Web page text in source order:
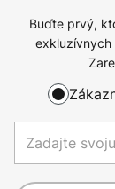
Buďte prvý,
exkluzívnych